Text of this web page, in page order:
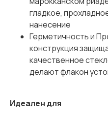
гладкое,
нанесение
Герметичность и
конструкция
качественное
делают флакон
Идеален для